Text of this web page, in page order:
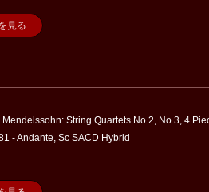
見る
String Quartets No.2, No.3, 4
- Andante, Sc SACD Hybrid